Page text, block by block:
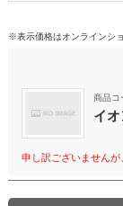
※表示価格はオンラインシ
商品コ
イ
申し訳ございませんが